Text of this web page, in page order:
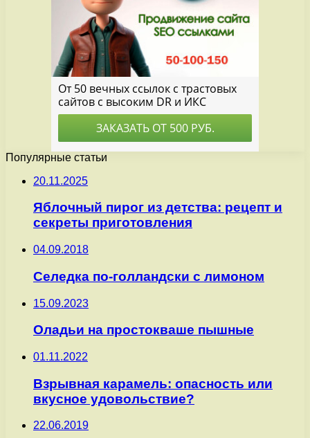
Популярные статьи
20.11.2025
Яблочный пирог из детства: рецепт и
секреты приготовления
04.09.2018
Селедка по-голландски с лимоном
15.09.2023
Оладьи на простокваше пышные
01.11.2022
Взрывная карамель: опасность или
вкусное удовольствие?
22.06.2019